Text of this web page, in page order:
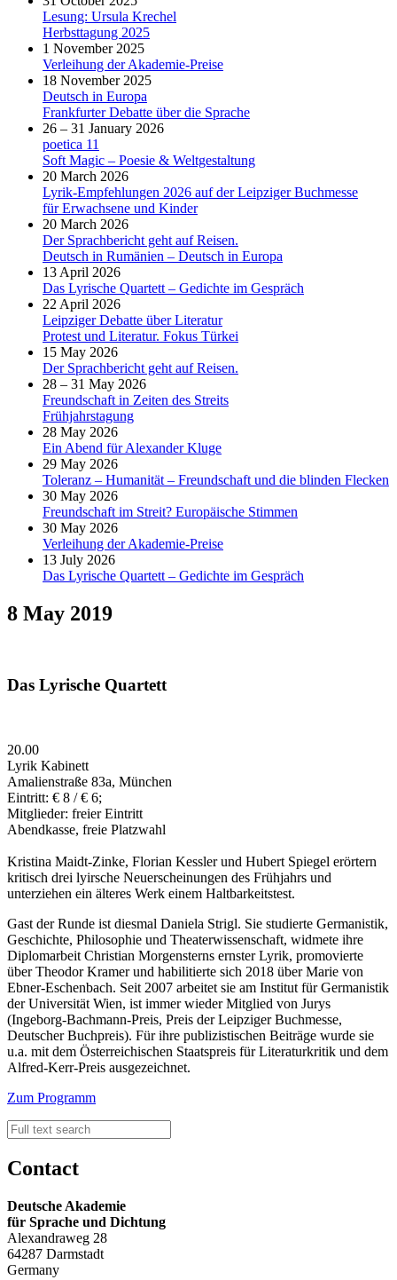
Lesung: Ursula Krechel
Herbsttagung 2025
1 November 2025
Verleihung der Akademie-Preise
18 November 2025
Deutsch in Europa
Frankfurter Debatte über die Sprache
26 – 31 January 2026
poetica 11
Soft Magic – Poesie & Weltgestaltung
20 March 2026
Lyrik-Empfehlungen 2026 auf der Leipziger Buchmesse
für Erwachsene und Kinder
20 March 2026
Der Sprachbericht geht auf Reisen.
Deutsch in Rumänien – Deutsch in Europa
13 April 2026
Das Lyrische Quartett – Gedichte im Gespräch
22 April 2026
Leipziger Debatte über Literatur
Protest und Literatur. Fokus Türkei
15 May 2026
Der Sprachbericht geht auf Reisen.
28 – 31 May 2026
Freundschaft in Zeiten des Streits
Frühjahrstagung
28 May 2026
Ein Abend für Alexander Kluge
29 May 2026
Toleranz – Humanität – Freundschaft und die blinden Flecken
30 May 2026
Freundschaft im Streit? Europäische Stimmen
30 May 2026
Verleihung der Akademie-Preise
13 July 2026
Das Lyrische Quartett – Gedichte im Gespräch
8 May 2019
Das Lyrische Quartett
20.00
Lyrik Kabinett
Amalienstraße 83a, München
Eintritt: € 8 / € 6;
Mitglieder: freier Eintritt
Abendkasse, freie Platzwahl
Kristina Maidt-Zinke, Florian Kessler und Hubert Spiegel erörtern
kritisch drei lyirsche Neuerscheinungen des Frühjahrs und
unterziehen ein älteres Werk einem Haltbarkeitstest.
Gast der Runde ist diesmal Daniela Strigl. Sie studierte Germanistik,
Geschichte, Philosophie und Theaterwissenschaft, widmete ihre
Diplomarbeit Christian Morgensterns ernster Lyrik, promovierte
über Theodor Kramer und habilitierte sich 2018 über Marie von
Ebner-Eschenbach. Seit 2007 arbeitet sie am Institut für Germanistik
der Universität Wien, ist immer wieder Mitglied von Jurys
(Ingeborg-Bachmann-Preis, Preis der Leipziger Buchmesse,
Deutscher Buchpreis). Für ihre publizistischen Beiträge wurde sie
u.a. mit dem Österreichischen Staatspreis für Literaturkritik und dem
Alfred-Kerr-Preis ausgezeichnet.
Zum Programm
Contact
Deutsche Akademie
für Sprache und Dichtung
Alexandraweg 28
64287 Darmstadt
Germany